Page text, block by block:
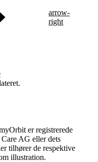
arrow-
right
er registrerede
AG eller dets
tilhører de respektive
illustration.